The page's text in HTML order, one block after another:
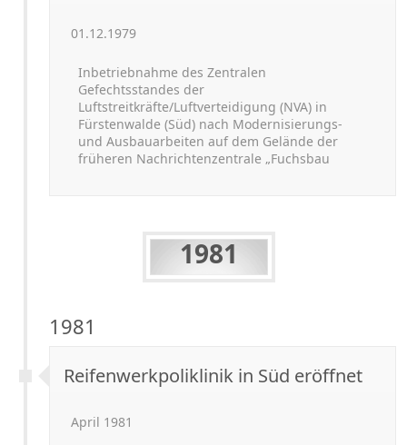
01.12.1979
Inbetriebnahme des Zentralen
Gefechtsstandes der
Luftstreitkräfte/Luftverteidigung (NVA) in
Fürstenwalde (Süd) nach Modernisierungs-
und Ausbauarbeiten auf dem Gelände der
früheren Nachrichtenzentrale „Fuchsbau
1981
1981
Reifenwerkpoliklinik in Süd eröffnet
April 1981